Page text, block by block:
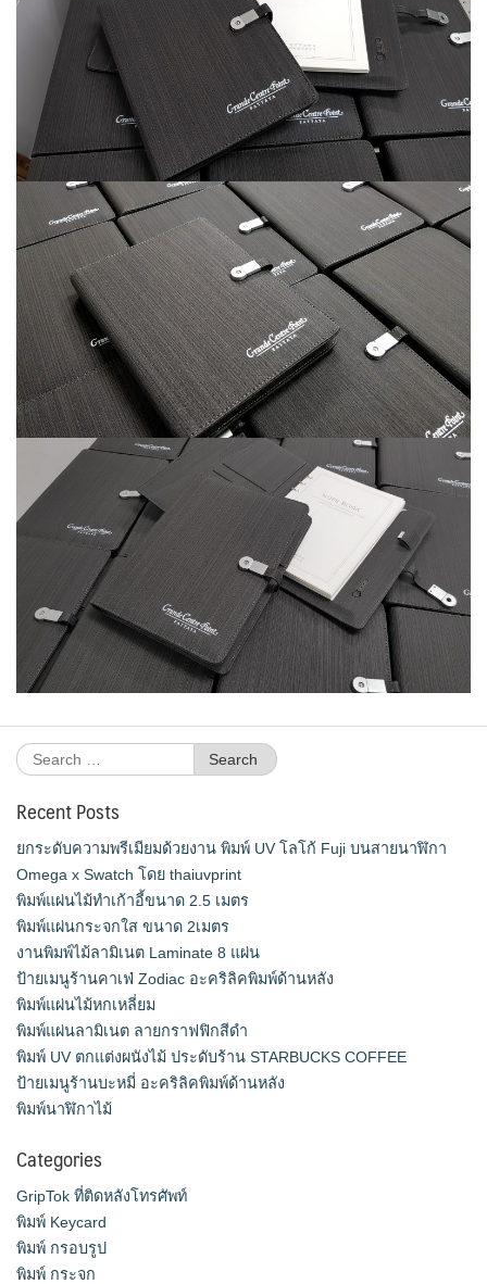
Search
for:
Recent Posts
ยกระดับความพรีเมียมด้วยงาน พิมพ์ UV โลโก้ Fuji บนสายนาฬิกา
Omega x Swatch โดย thaiuvprint
พิมพ์แผ่นไม้ทำเก้าอี้ขนาด 2.5 เมตร
พิมพ์แผ่นกระจกใส ขนาด 2เมตร
งานพิมพ์ไม้ลามิเนต Laminate 8 แผ่น
ป้ายเมนูร้านคาเฟ่ Zodiac อะคริลิคพิมพ์ด้านหลัง
พิมพ์แผ่นไม้หกเหลี่ยม
พิมพ์แผ่นลามิเนต ลายกราฟฟิกสีดำ
พิมพ์ UV ตกแต่งผนังไม้ ประดับร้าน STARBUCKS COFFEE
ป้ายเมนูร้านบะหมี่ อะคริลิคพิมพ์ด้านหลัง
พิมพ์นาฬิกาไม้
Categories
GripTok ที่ติดหลังโทรศัพท์
พิมพ์ Keycard
พิมพ์ กรอบรูป
พิมพ์ กระจก